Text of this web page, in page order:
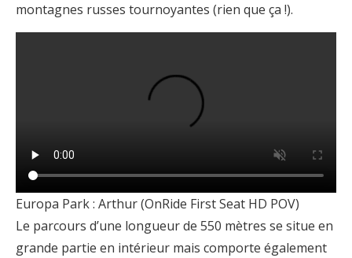
montagnes russes tournoyantes (rien que ça !).
Europa Park : Arthur (OnRide First Seat HD POV)
Le parcours d’une longueur de 550 mètres se situe en
grande partie en intérieur mais comporte également